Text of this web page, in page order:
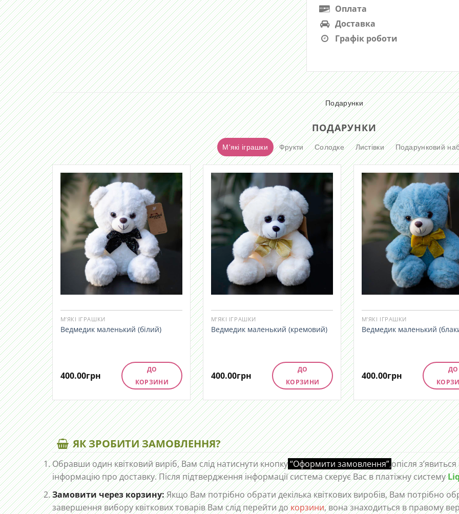
Оплата
Доставка
Графік роботи
Подарунки
ПОДАРУНКИ
М'які іграшки Фрукти Солодке Листівки Подарунковий
М’ЯКІ ІГРАШКИ
Ведмедик маленький (білий)
400.00грн
ДО
КОРЗИНИ
М’ЯКІ ІГРАШКИ
Ведмедик маленький (кремовий)
400.00грн
ДО
КОРЗИНИ
М’ЯКІ ІГРАШКИ
Ведмедик маленький
400.00грн
ДО
ЯК ЗРОБИТИ ЗАМОВЛЕННЯ?
Обравши один квітковий виріб, Вам слід натиснути кнопку“Оформити замовлення”,опісля
інформацію про доставку. Після підтвердження інформації система скерує Вас в платіжну систему
Замовити через корзину:Якщо Вам потрібно обрати декілька квіткових виробів, Вам потрібно
завершення вибору квіткових товарів Вам слід перейти докорзини, вона знаходиться в правому